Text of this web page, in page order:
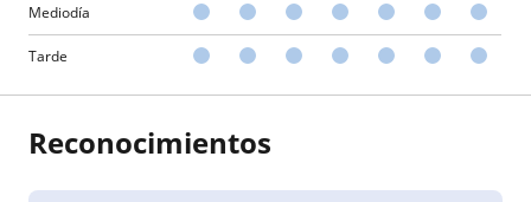
Mediodía
Tarde
Reconocimientos